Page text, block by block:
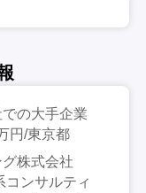
の大手企業
円/東京都
株式会社
コンサルティ